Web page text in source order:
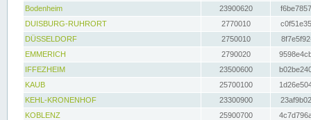
Bodenheim
23900620
DUISBURG-RUHRORT
2770010
DÜSSELDORF
2750010
EMMERICH
2790020
IFFEZHEIM
23500600
KAUB
25700100
KEHL-KRONENHOF
23300900
KOBLENZ
25900700